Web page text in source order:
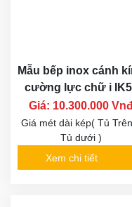
Mẫu bếp inox cánh
cường lực chữ i
Giá: 10.300.000
Giá mét dài kép( Tủ
Tủ dưới )
Xem chi tiết